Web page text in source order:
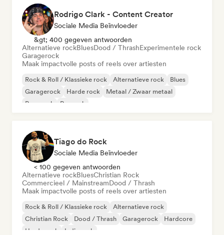
Rodrigo Clark - Content Creator
Sociale Media Beïnvloeder
&gt; 400 gegeven antwoorden
Alternatieve rockBluesDood / ThrashExperimentele rock
Garagerock
Maak impactvolle posts of reels over artiesten
Rock & Roll / Klassieke rock Alternatieve rock
Blues
Garagerock
Harde rock
Metaal / Zwaar metaal
Pop-punk
Poprock
Tiago do Rock
Sociale Media Beïnvloeder
< 100 gegeven antwoorden
Alternatieve rockBluesChristian Rock
Commercieel / MainstreamDood / Thrash
Maak impactvolle posts of reels over artiesten
Rock & Roll / Klassieke rock
Alternatieve rock
Christian Rock
Dood / Thrash Garagerock
Hardcore
Harde rock
Indie rock